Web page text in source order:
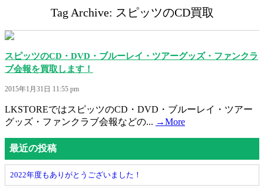
Tag Archive: スピッツのCD買取
スピッツのCD・DVD・ブルーレイ・ツアーグッズ・ファンクラ
ブ会報を買取します！
2015年1月31日 11:55 pm
LKSTOREではスピッツのCD・DVD・ブルーレイ・ツアー
グッズ・ファンクラブ会報などの... →More
最近の投稿
2022年度もありがとうございました！